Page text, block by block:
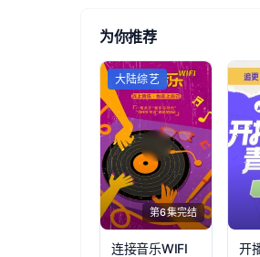
为你推荐
大陆综艺
第6集完结
连接音乐WIFI